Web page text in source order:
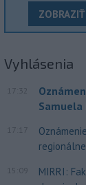
Vyhlásenia
17:32
Samuela
17:17
15:09
MIRRI: